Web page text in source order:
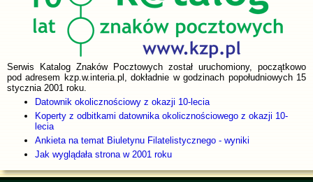
Serwis Katalog Znaków Pocztowych został uruchomiony, początkowo
pod adresem kzp.w.interia.pl, dokładnie w godzinach popołudniowych 15
stycznia 2001 roku.
Datownik okolicznościowy z okazji 10-lecia
Koperty z odbitkami datownika okolicznościowego z okazji 10-
lecia
Ankieta na temat Biuletynu Filatelistycznego - wyniki
Jak wyglądała strona w 2001 roku